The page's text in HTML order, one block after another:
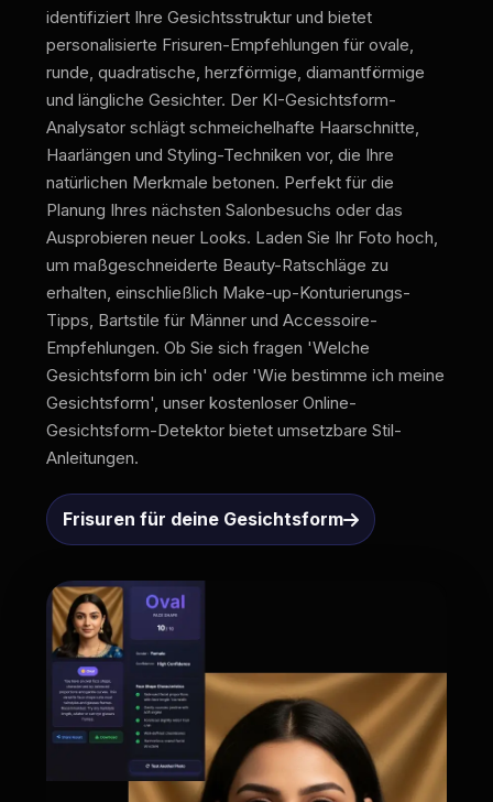
identifiziert Ihre Gesichtsstruktur und bietet
personalisierte Frisuren-Empfehlungen für ovale,
runde, quadratische, herzförmige, diamantförmige
und längliche Gesichter. Der KI-Gesichtsform-
Analysator schlägt schmeichelhafte Haarschnitte,
Haarlängen und Styling-Techniken vor, die Ihre
natürlichen Merkmale betonen. Perfekt für die
Planung Ihres nächsten Salonbesuchs oder das
Ausprobieren neuer Looks. Laden Sie Ihr Foto hoch,
um maßgeschneiderte Beauty-Ratschläge zu
erhalten, einschließlich Make-up-Konturierungs-
Tipps, Bartstile für Männer und Accessoire-
Empfehlungen. Ob Sie sich fragen 'Welche
Gesichtsform bin ich' oder 'Wie bestimme ich meine
Gesichtsform', unser kostenloser Online-
Gesichtsform-Detektor bietet umsetzbare Stil-
Anleitungen.
Frisuren für deine Gesichtsform